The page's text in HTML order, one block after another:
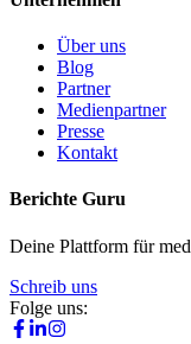
Über uns
Blog
Partner
Medienpartner
Presse
Kontakt
Berichte Guru
Deine Plattform für
Schreib uns
Folge uns: